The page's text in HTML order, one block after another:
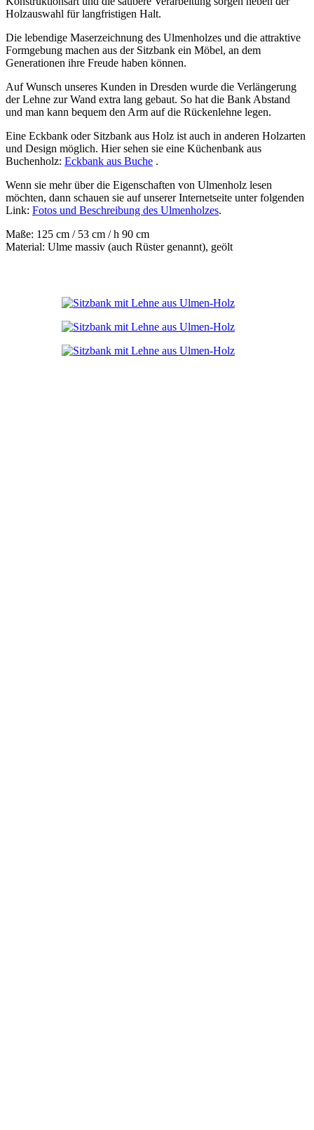
Holzauswahl für langfristigen Halt.
Die lebendige Maserzeichnung des Ulmenholzes und die attraktive
Formgebung machen aus der Sitzbank ein Möbel, an dem
Generationen ihre Freude haben können.
Auf Wunsch unseres Kunden in Dresden wurde die Verlängerung
der Lehne zur Wand extra lang gebaut. So hat die Bank Abstand
und man kann bequem den Arm auf die Rückenlehne legen.
Eine Eckbank oder Sitzbank aus Holz ist auch in anderen Holzarten
und Design möglich. Hier sehen sie eine Küchenbank aus
Buchenholz: Eckbank aus Buche .
Wenn sie mehr über die Eigenschaften von Ulmenholz lesen
möchten, dann schauen sie auf unserer Internetseite unter folgenden
Link: Fotos und Beschreibung des Ulmenholzes.
Maße: 125 cm / 53 cm / h 90 cm
Material: Ulme massiv (auch Rüster genannt), geölt